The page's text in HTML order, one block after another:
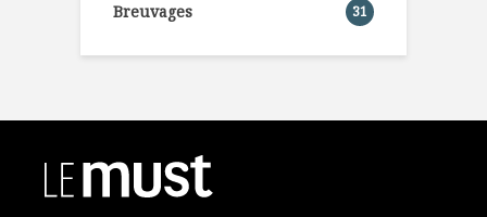
Breuvages 31